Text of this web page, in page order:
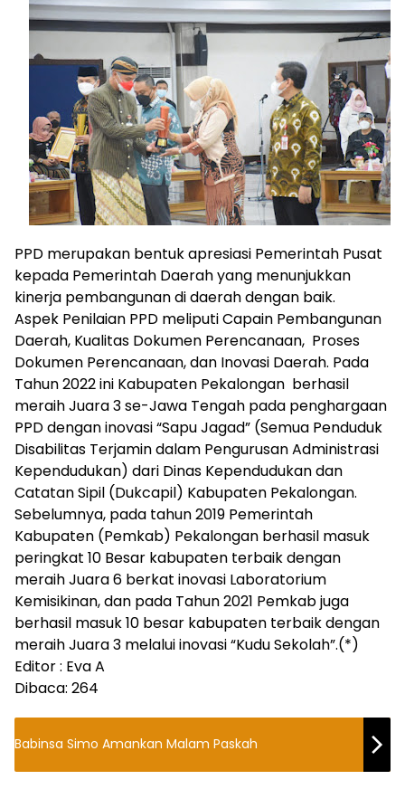
PPD merupakan bentuk apresiasi Pemerintah Pusat
kepada Pemerintah Daerah yang menunjukkan
kinerja pembangunan di daerah dengan baik.
Aspek Penilaian PPD meliputi Capain Pembangunan
Daerah, Kualitas Dokumen Perencanaan, Proses
Dokumen Perencanaan, dan Inovasi Daerah. Pada
Tahun 2022 ini Kabupaten Pekalongan berhasil
meraih Juara 3 se-Jawa Tengah pada penghargaan
PPD dengan inovasi “Sapu Jagad” (Semua Penduduk
Disabilitas Terjamin dalam Pengurusan Administrasi
Kependudukan) dari Dinas Kependudukan dan
Catatan Sipil (Dukcapil) Kabupaten Pekalongan.
Sebelumnya, pada tahun 2019 Pemerintah
Kabupaten (Pemkab) Pekalongan berhasil masuk
peringkat 10 Besar kabupaten terbaik dengan
meraih Juara 6 berkat inovasi Laboratorium
Kemisikinan, dan pada Tahun 2021 Pemkab juga
berhasil masuk 10 besar kabupaten terbaik dengan
meraih Juara 3 melalui inovasi “Kudu Sekolah”.(*)
Editor : Eva A
Dibaca: 264
Babinsa Simo Amankan Malam Paskah